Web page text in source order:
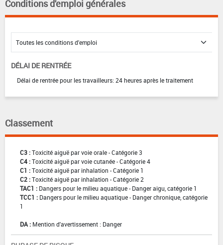
Conditions d'emploi générales
DÉLAI DE RENTRÉE
Délai de rentrée pour les travailleurs: 24 heures après le traitement
Classement
C3 :Toxicité aiguë par voie orale - Catégorie 3
C4 :Toxicité aiguë par voie cutanée - Catégorie 4
C1 :Toxicité aiguë par inhalation - Catégorie 1
C2 :Toxicité aiguë par inhalation - Catégorie 2
TAC1 : Dangers pour le milieu aquatique - Danger aigu, catégorie 1
TCC1 : Dangers pour le milieu aquatique - Danger chronique, catégorie
1
DA : Mention d'avertissement : Danger